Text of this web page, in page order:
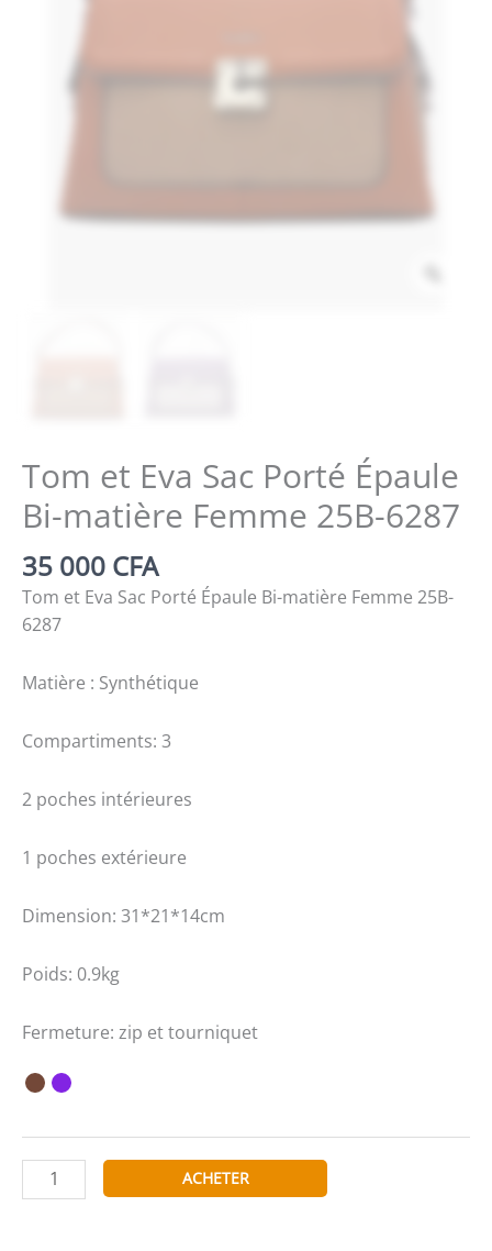
Tom et Eva Sac Porté Épaule
Bi-matière Femme 25B-6287
35 000 CFA
Tom et Eva Sac Porté Épaule Bi-matière Femme 25B-
6287
Matière : Synthétique
Compartiments: 3
2 poches intérieures
1 poches extérieure
Dimension: 31*21*14cm
Poids: 0.9kg
Fermeture: zip et tourniquet
quantité
de
ACHETER